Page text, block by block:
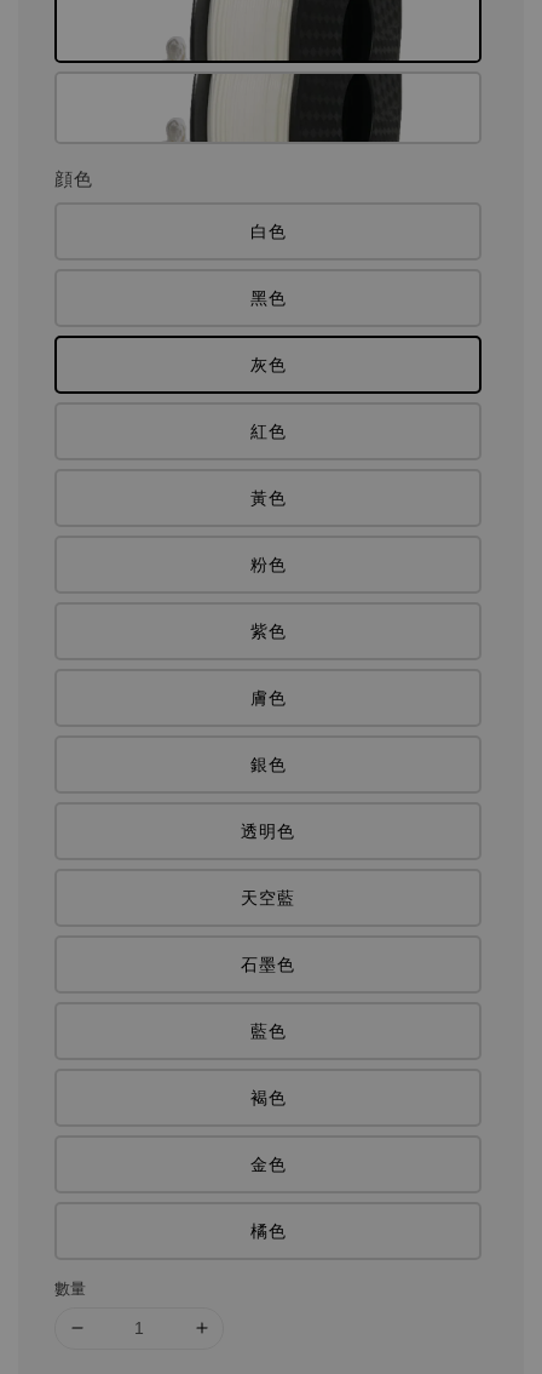
顔色
白色
黑色
灰色
紅色
黃色
粉色
紫色
膚色
銀色
透明色
天空藍
石墨色
藍色
褐色
金色
橘色
數量